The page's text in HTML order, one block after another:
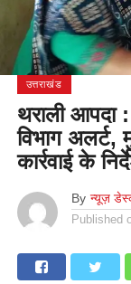
उत्तराखंड
थराली आपदा :
विभाग अलर्ट,
कार्रवाई के
By न्यूज़
Published